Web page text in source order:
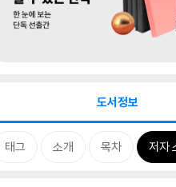
도서정보
태그 소개 목차 저자